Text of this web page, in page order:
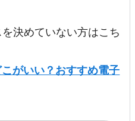
決めていない方はこち
こがいい？おすすめ電子